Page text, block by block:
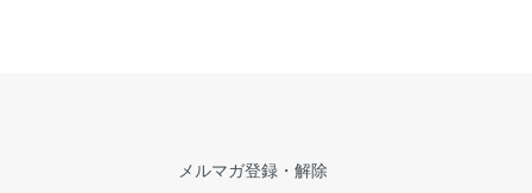
メルマガ登録・解除